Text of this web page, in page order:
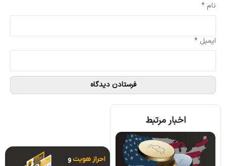
نام *
ایمیل *
اخبار مرتبط